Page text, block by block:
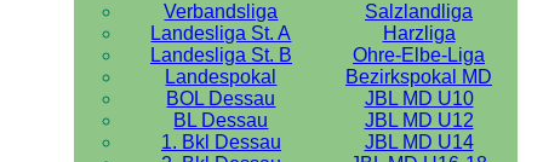
Verbandsliga
Salzlandliga
Landesliga St. A
Harzliga
Landesliga St. B
Ohre-Elbe-Liga
Landespokal
Bezirkspokal MD
BOL Dessau
JBL MD U10
BL Dessau
JBL MD U12
1. Bkl Dessau
JBL MD U14